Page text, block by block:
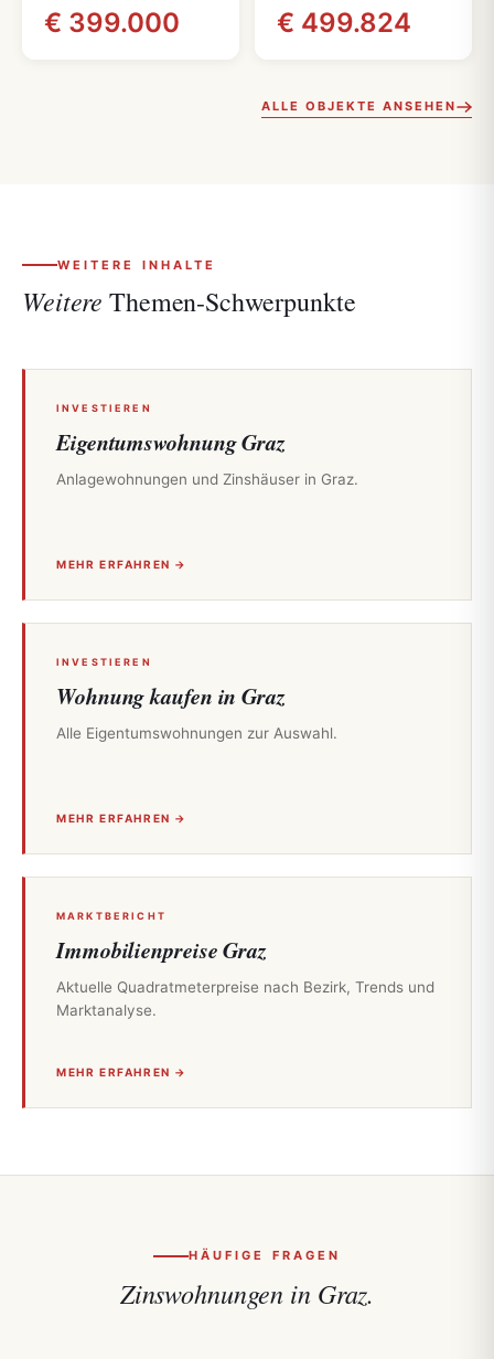
€ 399.000 € 499.824
ALLE OBJEKTE ANSEHEN
WEITERE INHALTE
WeitereThemen-Schwerpunkte
INVESTIEREN
Eigentumswohnung Graz
Anlagewohnungen und Zinshäuser in Graz.
MEHR ERFAHREN →
INVESTIEREN
Wohnung kaufen in Graz
Alle Eigentumswohnungen zur Auswahl.
MEHR ERFAHREN →
MARKTBERICHT
Immobilienpreise Graz
Aktuelle Quadratmeterpreise nach Bezirk, Trends und
Marktanalyse.
MEHR ERFAHREN →
HÄUFIGE FRAGEN
Zinswohnungen in Graz.